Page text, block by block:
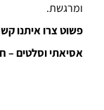
ומרגשת.
פשוט צרו איתנו
אסיאתי וסלטים –